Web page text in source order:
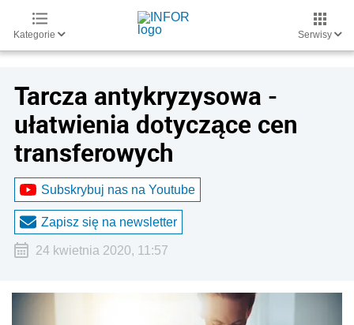
Kategorie Serwisy
Tarcza antykryzysowa -
ułatwienia dotyczące cen
transferowych
Subskrybuj nas na Youtube
Zapisz się na newsletter
24 kwietnia 2020, 11:57